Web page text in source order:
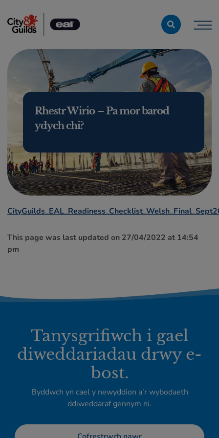
Rhestr Wirio – Pa mor barod
ydych chi?
This page was last updated on 27/04/2022 at 14:54
pm
Tanysgrifiwch i gael
diweddariadau drwy e-
bost.
Byddwch yn cael y newyddion a’r wybodaeth
ddiweddaraf gennym ni.